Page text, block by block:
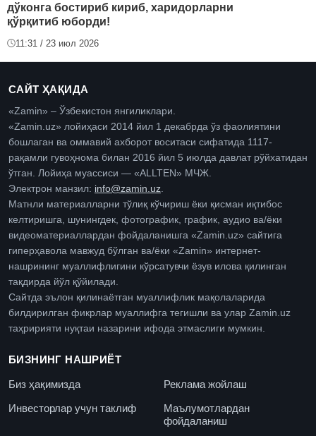
дўконга бостириб кириб, харидорларни
қўрқитиб юборди!
11:31 / 23 июл 2026
САЙТ ҲАҚИДА
«Zamin» – Ўзбекистон янгиликлари.
«Zamin.uz» лойиҳаси 2014 йил 1 декабрда ўз фаолиятини
бошлаган ва оммавий ахборот воситаси сифатида 1117-
рақамли гувоҳнома билан 2016 йил 5 июлда давлат рўйхатидан
ўтган. Лойиҳа муассиси — «ALLTEN» МЧЖ.
Электрон манзил: info@zamin.uz
Матнли материалларни тўлиқ кўчириш ёки қисман иқтибос
келтиришга, шунингдек, фотографик, график, аудио ва/ёки
видеоматериаллардан фойдаланишга «Zamin.uz» сайтига
гиперҳавола мавжуд бўлган ва/ёки «Zamin» интернет-
нашрининг муаллифлигини кўрсатувчи ёзув илова қилинган
тақдирда йўл қўйилади.
Сайтда эълон қилинаётган муаллифлик мақолаларида
билдирилган фикрлар муаллифга тегишли ва улар Zamin.uz
таҳририяти нуқтаи назарини ифода этмаслиги мумкин.
БИЗНИНГ НАШРИЁТ
Биз ҳақимизда
Реклама жойлаш
Инвесторлар учун таклиф
Маълумотлардан
фойдаланиш